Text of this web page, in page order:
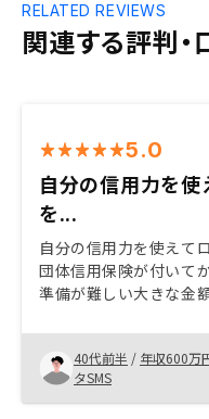
関連する評判・
RELATED REVIEWS
5.0
自分の信用力を使
を...
自分の信用力を使えて
団体信用保険が付いて
準備が難しい大きな金
きる点が他の投資商品
トだと思います。
40代前半 / 年収600万
タSMS